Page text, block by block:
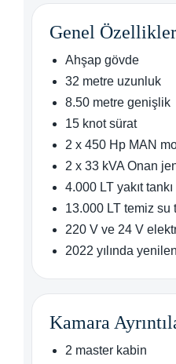
Genel Özellikler
Ahşap gövde
32 metre uzunluk
8.50 metre genişlik
15 knot sürat
2 x 450 Hp MAN
2 x 33 kVA Onan
4.000 LT yakıt tankı
13.000 LT temiz su
220 V ve 24 V
2022 yılında
Kamara
2 master kabin